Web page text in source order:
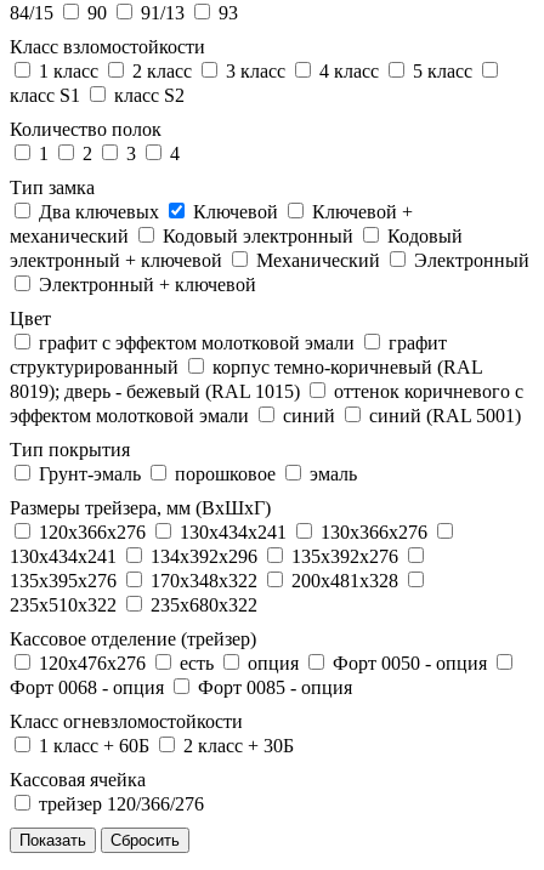
84/15
90 91/13
93
Класс взломостойкости
1 класс
2 класс 3 класс 4 класс
5 класс
класс S1
класс S2
Количество полок
1
2 3
4
Тип замка
Два ключевых
Ключевой
Ключевой +
механический
Кодовый электронный
Кодовый
электронный + ключевой
Механический
Электронный
Электронный + ключевой
Цвет
графит с эффектом молотковой эмали
графит
структурированный
корпус темно-коричневый (RAL
8019); дверь - бежевый (RAL 1015)
оттенок коричневого с
эффектом молотковой эмали
синий
синий (RAL 5001)
Тип покрытия
Грунт-эмаль
порошковое
эмаль
Размеры трейзера, мм (ВхШхГ)
120x366x276
130x434x241
130х366х276
130х434х241
134x392x296
135x392x276
135x395x276
170x348x322
200x481x328
235x510x322
235x680x322
Кассовое отделение (трейзер)
120х476х276
есть опция
Форт 0050 - опция
Форт 0068 - опция
Форт 0085 - опция
Класс огневзломостойкости
1 класс + 60Б
2 класс + 30Б
Кассовая ячейка
трейзер 120/366/276